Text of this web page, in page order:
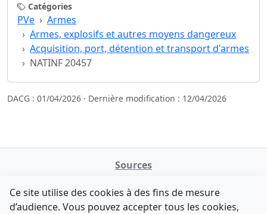
Catégories
PVe
Armes
Armes, explosifs et autres moyens dangereux
Acquisition, port, détention et transport d'armes
NATINF 20457
DACG : 01/04/2026 · Dernière modification : 12/04/2026
Sources
data.gouv.fr
Legifrance - API
Ce site utilise des cookies à des fins de mesure
d’audience. Vous pouvez accepter tous les cookies,